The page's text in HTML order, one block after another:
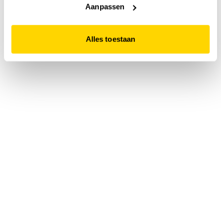
website niet optimaal functioneert.
Aanpassen
Alles toestaan